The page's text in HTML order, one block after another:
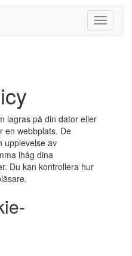
Toggle
lagras på din dator eller
en webbplats. De
upplevelse av
ihåg dina
Du kan kontrollera hur